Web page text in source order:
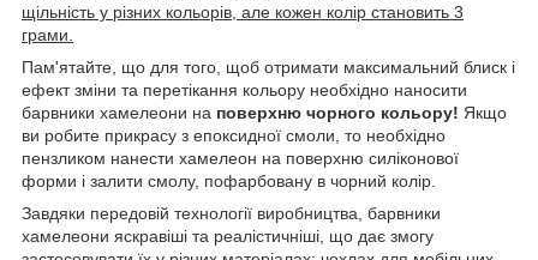
щільність у різних кольорів, але кожен колір становить 3
грами.
Пам'ятайте, що для того, щоб отримати максимальний блиск і
ефект зміни та перетікання кольору необхідно наносити
барвники хамелеони на поверхню чорного кольору! Якщо
ви робите прикрасу з епоксидної смоли, то необхідно
пензликом нанести хамелеон на поверхню силіконової
форми і залити смолу, пофарбовану в чорний колір.
Завдяки передовій технології виробництва, барвники
хамелеони яскравіші та реалістичніші, що дає змогу